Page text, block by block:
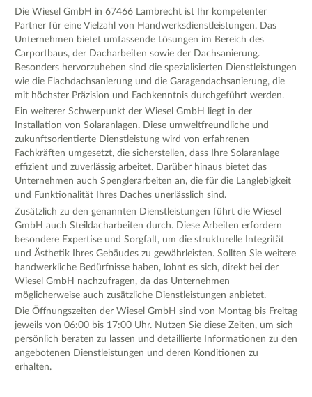
Die Wiesel GmbH in 67466 Lambrecht ist Ihr kompetenter
Partner für eine Vielzahl von Handwerksdienstleistungen. Das
Unternehmen bietet umfassende Lösungen im Bereich des
Carportbaus, der Dacharbeiten sowie der Dachsanierung.
Besonders hervorzuheben sind die spezialisierten Dienstleistungen
wie die Flachdachsanierung und die Garagendachsanierung, die
mit höchster Präzision und Fachkenntnis durchgeführt werden.
Ein weiterer Schwerpunkt der Wiesel GmbH liegt in der
Installation von Solaranlagen. Diese umweltfreundliche und
zukunftsorientierte Dienstleistung wird von erfahrenen
Fachkräften umgesetzt, die sicherstellen, dass Ihre Solaranlage
effizient und zuverlässig arbeitet. Darüber hinaus bietet das
Unternehmen auch Spenglerarbeiten an, die für die Langlebigkeit
und Funktionalität Ihres Daches unerlässlich sind.
Zusätzlich zu den genannten Dienstleistungen führt die Wiesel
GmbH auch Steildacharbeiten durch. Diese Arbeiten erfordern
besondere Expertise und Sorgfalt, um die strukturelle Integrität
und Ästhetik Ihres Gebäudes zu gewährleisten. Sollten Sie weitere
handwerkliche Bedürfnisse haben, lohnt es sich, direkt bei der
Wiesel GmbH nachzufragen, da das Unternehmen
möglicherweise auch zusätzliche Dienstleistungen anbietet.
Die Öffnungszeiten der Wiesel GmbH sind von Montag bis Freitag
jeweils von 06:00 bis 17:00 Uhr. Nutzen Sie diese Zeiten, um sich
persönlich beraten zu lassen und detaillierte Informationen zu den
angebotenen Dienstleistungen und deren Konditionen zu
erhalten.